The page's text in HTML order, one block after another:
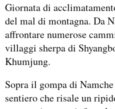
Giornata di
del mal di montagna. Da
affrontare numerose
villaggi sherpa di
Khumjung.
Sopra il gompa di
sentiero che risale un